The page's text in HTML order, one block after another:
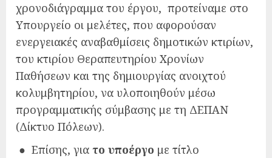
χρονοδιάγραμμα του έργου, προτείναμε στο
Υπουργείο οι μελέτες, που αφορούσαν
ενεργειακές αναβαθμίσεις δημοτικών κτιρίων,
του κτιρίου Θεραπευτηρίου Χρονίων
Παθήσεων και της δημιουργίας ανοιχτού
κολυμβητηρίου, να υλοποιηθούν μέσω
προγραμματικής σύμβασης με τη ΔΕΠΑΝ
(Δίκτυο Πόλεων).
● Επίσης, για το υποέργο με τίτλο